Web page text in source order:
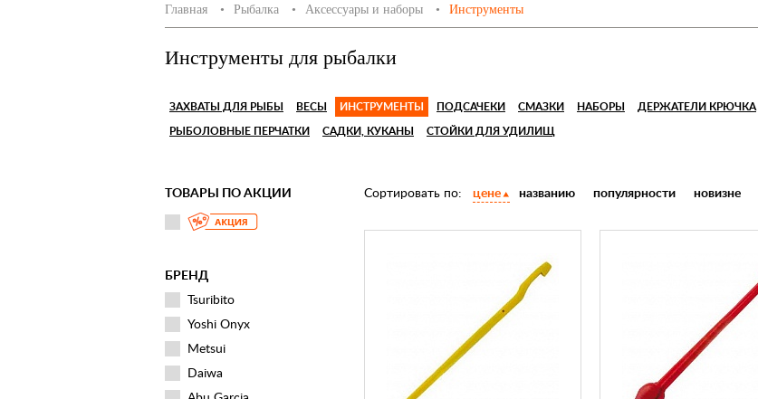
Главная Рыбалка Аксессуары и наборы Инструменты
Инструменты для рыбалки
ЗАХВАТЫ ДЛЯ РЫБЫ ВЕСЫ ИНСТРУМЕНТЫ ПОДСАЧЕКИ СМАЗКИ НАБОРЫ ДЕРЖАТЕЛИ КРЮЧКА
РЫБОЛОВНЫЕ ПЕРЧАТКИ САДКИ, КУКАНЫ СТОЙКИ ДЛЯ УДИЛИЩ
ТОВАРЫ ПО АКЦИИ
БРЕНД
Tsuribito
Yoshi Onyx
Metsui
Daiwa
Сортировать по: цене названию популярности новизне